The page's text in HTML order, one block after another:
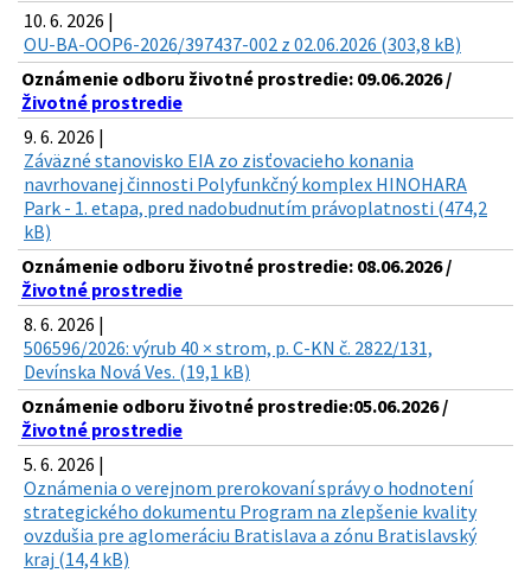
10. 6. 2026 |
OU-BA-OOP6-2026/397437-002 z 02.06.2026 (303,8 kB)
Oznámenie odboru životné prostredie: 09.06.2026 /
Životné prostredie
9. 6. 2026 |
Záväzné stanovisko EIA zo zisťovacieho konania
navrhovanej činnosti Polyfunkčný komplex HINOHARA
Park - 1. etapa, pred nadobudnutím právoplatnosti (474,2
kB)
Oznámenie odboru životné prostredie: 08.06.2026 /
Životné prostredie
8. 6. 2026 |
506596/2026: výrub 40 × strom, p. C-KN č. 2822/131,
Devínska Nová Ves. (19,1 kB)
Oznámenie odboru životné prostredie:05.06.2026 /
Životné prostredie
5. 6. 2026 |
Oznámenia o verejnom prerokovaní správy o hodnotení
strategického dokumentu Program na zlepšenie kvality
ovzdušia pre aglomeráciu Bratislava a zónu Bratislavský
kraj (14,4 kB)